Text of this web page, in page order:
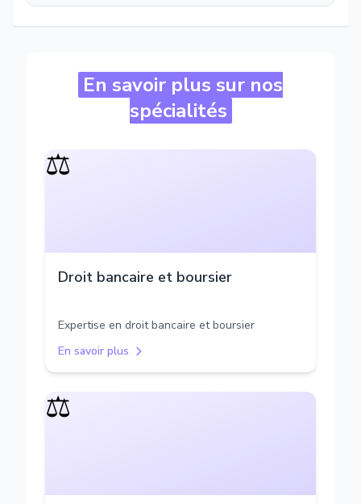
En savoir plus sur nos
spécialités
⚖️
Droit bancaire et boursier
Expertise en droit bancaire et boursier
En savoir plus
⚖️